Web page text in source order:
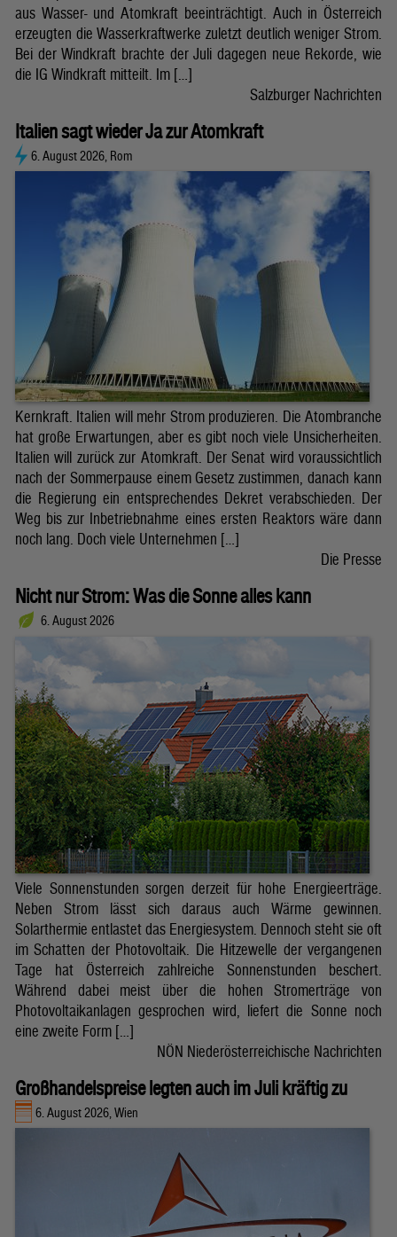
aus Wasser- und Atomkraft beeinträchtigt. Auch in Österreich
erzeugten die Wasserkraftwerke zuletzt deutlich weniger Strom.
Bei der Windkraft brachte der Juli dagegen neue Rekorde, wie
die IG Windkraft mitteilt. Im […]
Salzburger Nachrichten
Italien sagt wieder Ja zur Atomkraft
6. August 2026, Rom
Kernkraft. Italien will mehr Strom produzieren. Die Atombranche
hat große Erwartungen, aber es gibt noch viele Unsicherheiten.
Italien will zurück zur Atomkraft. Der Senat wird voraussichtlich
nach der Sommerpause einem Gesetz zustimmen, danach kann
die Regierung ein entsprechendes Dekret verabschieden. Der
Weg bis zur Inbetriebnahme eines ersten Reaktors wäre dann
noch lang. Doch viele Unternehmen […]
Die Presse
Nicht nur Strom: Was die Sonne alles kann
6. August 2026
Viele Sonnenstunden sorgen derzeit für hohe Energieerträge.
Neben Strom lässt sich daraus auch Wärme gewinnen.
Solarthermie entlastet das Energiesystem. Dennoch steht sie oft
im Schatten der Photovoltaik. Die Hitzewelle der vergangenen
Tage hat Österreich zahlreiche Sonnenstunden beschert.
Während dabei meist über die hohen Stromerträge von
Photovoltaikanlagen gesprochen wird, liefert die Sonne noch
eine zweite Form […]
NÖN Niederösterreichische Nachrichten
Großhandelspreise legten auch im Juli kräftig zu
6. August 2026, Wien